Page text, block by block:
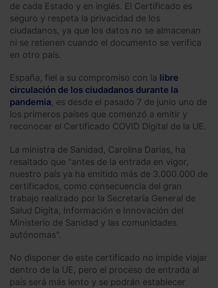
de cada Estado y en inglés. El Certificado es
seguro y respeta la privacidad de los
ciudadanos, ya que los datos no se almacenan
ni se retienen cuando el documento se verifica
en otro país.
España, fiel a su compromiso con la libre
circulación de los ciudadanos durante la
pandemia, es desde el pasado 7 de junio uno de
los primeros países que comenzó a emitir y
reconocer el Certificado COVID Digital de la UE.
La ministra de Sanidad, Carolina Darias, ha
resaltado que "antes de la entrada en vigor,
nuestro país ya ha emitido más de 3.000.000 de
certificados, como consecuencia del gran
trabajo realizado por la Secretaría General de
Salud Digita, Información e Innovación del
Ministerio de Sanidad y las comunidades
autónomas".
No disponer de este certificado no impide viajar
dentro de la UE, pero el proceso de entrada al
país será más lento y se podrán establecer